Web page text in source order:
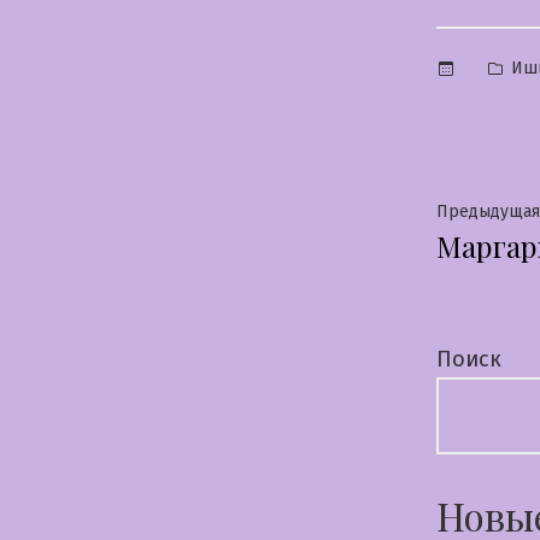
по
Предыдущая
Поиск